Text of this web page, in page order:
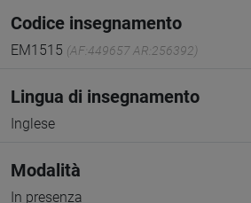
Codice insegnamento
EM1515 (AF:449657 AR:256392)
Lingua di insegnamento
Inglese
Modalità
In presenza